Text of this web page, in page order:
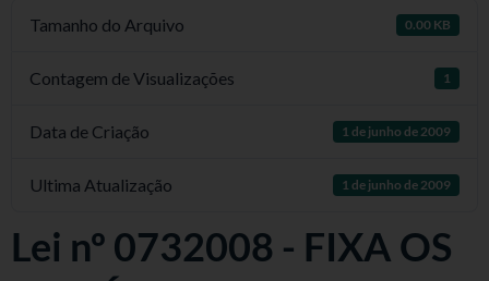
Tamanho do Arquivo 0.00 KB
Contagem de Visualizações 1
Data de Criação 1 de junho de 2009
Ultima Atualização 1 de junho de 2009
Lei nº 0732008 - FIXA OS